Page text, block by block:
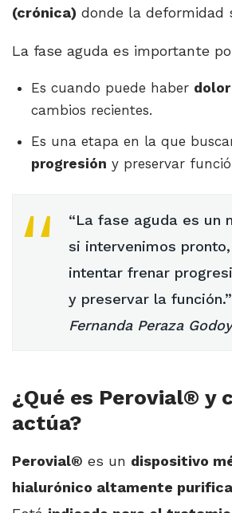
(crónica) donde la deformidad
La fase aguda es importante
Es cuando puede haber
cambios recientes.
Es una etapa en la que
progresión y preservar
“La fase aguda es un
si intervenimos
intentar frenar
y preservar la función.”
Fernanda Peraza
¿Qué es Perovial® y
actúa?
Perovial® es un dispositivo
hialurónico altamente